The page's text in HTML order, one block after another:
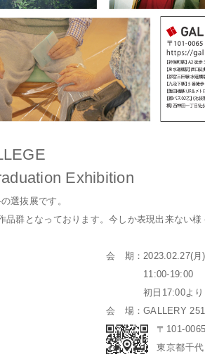
Exhibition
選抜展です。
群となっております。今しか表現出来ない様
会 期：2023.02.27(月
11:00-19:00
初日17:00より、
会 場：GALLERY
〒101-0065
東京都千